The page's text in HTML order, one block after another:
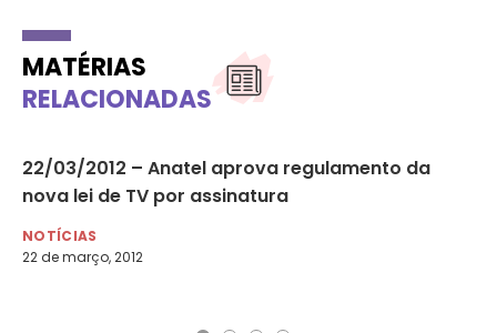
MATÉRIAS
RELACIONADAS
22/03/2012 – Anatel aprova regulamento da
nova lei de TV por assinatura
NOTÍCIAS
22 de março, 2012